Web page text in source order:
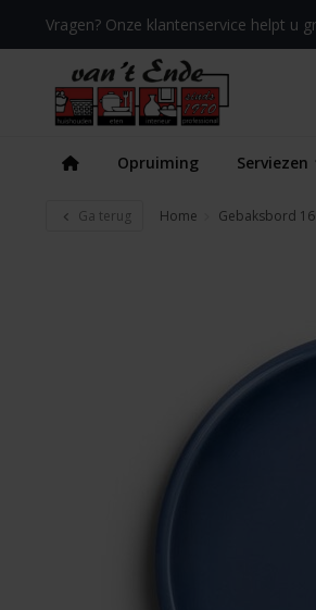
Vragen? Onze klantenservice helpt u
Opruiming Serviezen
Ga terug Home Gebaksbord